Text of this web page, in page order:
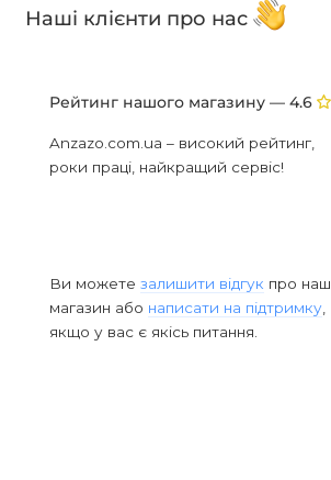
Наші клієнти про нас
Рейтинг нашого магазину — 4.6
Anzazo.com.ua – високий рейтинг,
роки праці, найкращий сервіс!
Ви можете залишити відгук про наш
магазин або написати на підтримку
якщо у вас є якісь питання.